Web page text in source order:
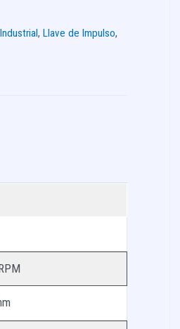
Industrial, Llave de Impulso,